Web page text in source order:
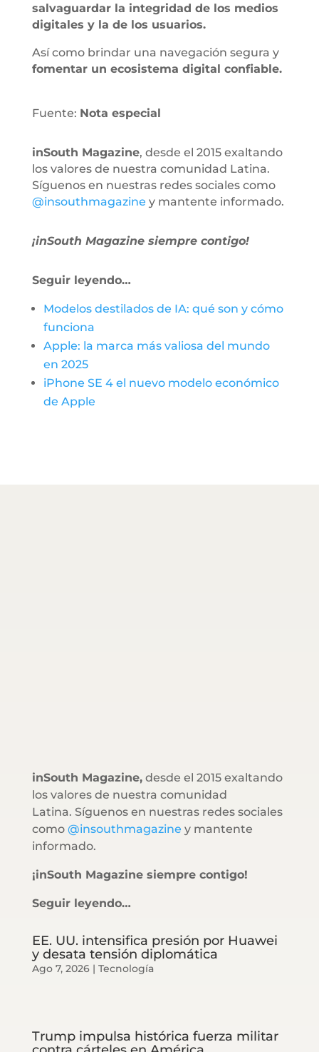
salvaguardar la integridad de los medios
digitales y la de los usuarios.
Así como brindar una navegación segura y
fomentar un ecosistema digital confiable.
Fuente: Nota especial
inSouth Magazine, desde el 2015 exaltando
los valores de nuestra comunidad Latina.
Síguenos en nuestras redes sociales como
@insouthmagazine y mantente informado.
¡inSouth Magazine siempre contigo!
Seguir leyendo…
Modelos destilados de IA: qué son y cómo
funciona
Apple: la marca más valiosa del mundo
en 2025
iPhone SE 4 el nuevo modelo económico
de Apple
inSouth Magazine,desde el 2015 exaltando
los valores de nuestra comunidad
Latina. Síguenos en nuestras redes sociales
como @insouthmagazine y mantente
informado.
¡inSouth Magazine siempre contigo!
Seguir leyendo…
EE. UU. intensifica presión por Huawei
y desata tensión diplomática
Ago 7, 2026| Tecnología
Trump impulsa histórica fuerza militar